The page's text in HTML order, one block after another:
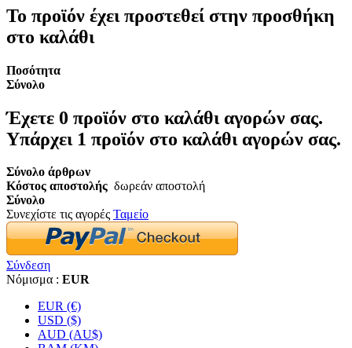
Το προϊόν έχει προστεθεί στην προσθήκη
στο καλάθι
Ποσότητα
Σύνολο
Έχετε 0 προϊόν στο καλάθι αγορών σας.
Υπάρχει 1 προϊόν στο καλάθι αγορών σας.
Σύνολο άρθρων
Κόστος αποστολής δωρεάν αποστολή
Σύνολο
Συνεχίστε τις αγορές Ταμείο
Σύνδεση
Νόμισμα : EUR
EUR (€)
USD ($)
AUD (AU$)